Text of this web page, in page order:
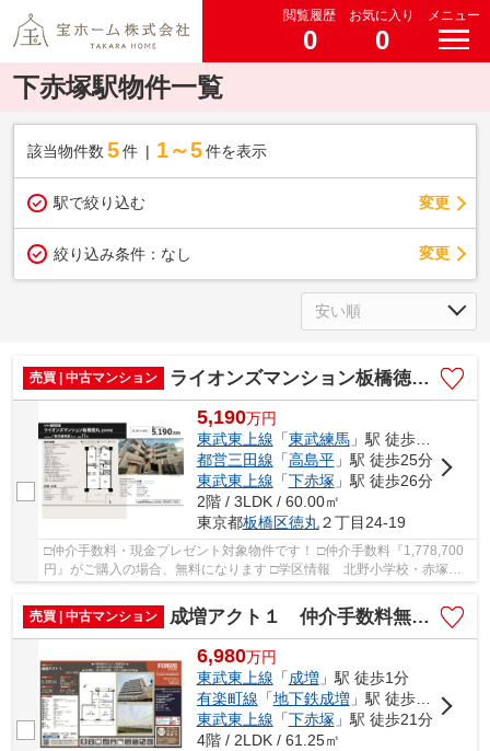
閲覧履歴
0
お気に入り
0
メニュー
下赤塚駅物件一覧
該当物件数 5件 1～5 件を表示
駅で絞り込む 変更
絞り込み条件： なし 変更
売買 | 中古マンション ライオンズマンション板橋徳丸 仲介手数料無料＋15万円現金プレゼント中
5,190万円
東武東上線 「東武練馬」駅 徒歩11分
都営三田線 「高島平」駅 徒歩25分
東武東上線 「下赤塚」駅 徒歩26分
2階 / 3LDK / 60.00㎡
東京都板橋区徳丸２丁目24-19
□仲介手数料・現金プレゼント対象物件です！ □仲介手数料『1,778,700
円』がご購入の場合、無料になります □学区情報 北野小学校・赤塚第
売買 | 中古マンション
成増アクト１ 仲介手数料無料＋40万円現金プレゼント中
6,980万円
東武東上線 「成増」駅 徒歩1分
有楽町線 「地下鉄成増」駅 徒歩5分
東武東上線 「下赤塚 」駅 徒歩21分
4階 / 2LDK / 61.25㎡